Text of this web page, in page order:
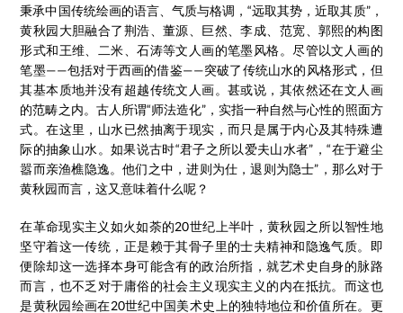
秉承中国传统绘画的语言、气质与格调，“远取其势，近取其质”，
黄秋园大胆融合了荆浩、董源、巨然、李成、范宽、郭熙的构图
形式和王维、二米、石涛等文人画的笔墨风格。尽管以文人画的
笔墨——包括对于西画的借鉴——突破了传统山水的风格形式，但
其基本质地并没有超越传统文人画。甚或说，其依然还在文人画
的范畴之内。古人所谓“师法造化”，实指一种自然与心性的照面方
式。在这里，山水已然抽离于现实，而只是属于内心及其特殊遭
际的抽象山水。如果说古时“君子之所以爱夫山水者”，“在于避尘
嚣而亲渔樵隐逸。他们之中，进则为仕，退则为隐士”，那么对于
黄秋园而言，这又意味着什么呢？
在革命现实主义如火如荼的20世纪上半叶，黄秋园之所以智性地
坚守着这一传统，正是赖于其骨子里的士夫精神和隐逸气质。即
便除却这一选择本身可能含有的政治所指，就艺术史自身的脉路
而言，也不乏对于庸俗的社会主义现实主义的内在抵抗。而这也
是黄秋园绘画在20世纪中国美术史上的独特地位和价值所在。更